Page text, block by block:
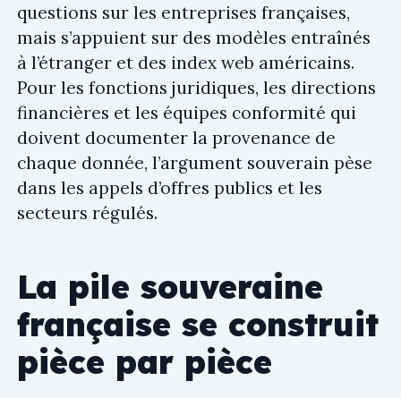
questions sur les entreprises françaises,
mais s’appuient sur des modèles entraînés
à l’étranger et des index web américains.
Pour les fonctions juridiques, les directions
financières et les équipes conformité qui
doivent documenter la provenance de
chaque donnée, l’argument souverain pèse
dans les appels d’offres publics et les
secteurs régulés.
La pile souveraine
française se construit
pièce par pièce